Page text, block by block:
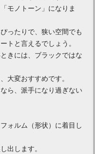
モノトーン」になりま
ったりで、狭い空間でも
トと言えるでしょう。
きには、ブラックではな
大変おすすめです。
ら、派手になり過ぎない
ォルム（形状）に着目し
出します。